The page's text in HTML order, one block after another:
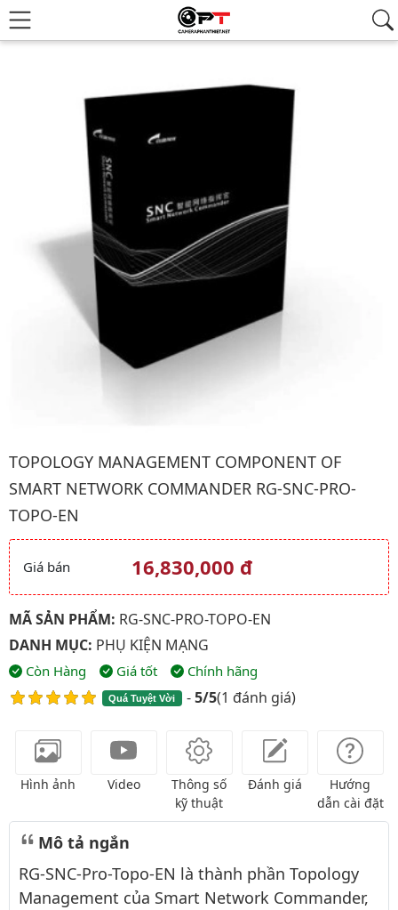
TOPOLOGY MANAGEMENT COMPONENT OF
SMART NETWORK COMMANDER RG-SNC-PRO-
TOPO-EN
Giá và khuyến mãi
Giá bán 16,830,000 đ
MÃ SẢN PHẨM: RG-SNC-PRO-TOPO-EN
DANH MỤC: PHỤ KIỆN MẠNG
Còn Hàng Giá tốt Chính hãng
Quá Tuyệt Vời -5/5(1 đánh giá)
Hình ảnh Video
Thông số
kỹ thuật
Đánh giá
Hướng
dẫn cài đặt
Mô tả ngắn
RG-SNC-Pro-Topo-EN là thành phần Topology
Management của Smart Network Commander,